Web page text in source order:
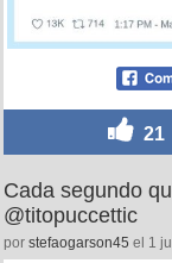
21
Cada segundo
@titopuccettic
por stefaogarson45 el 1